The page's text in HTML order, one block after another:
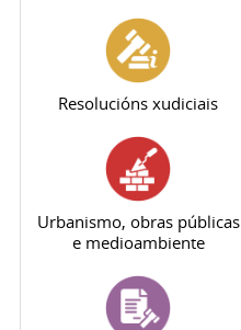
Resolucións xudiciais
Urbanismo, obras públicas
e medioambiente